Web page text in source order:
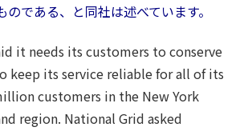
のである、と同社は述べています。
it needs its customers to conserve
keep its service reliable for all of its
customers in the New York
region. National Grid asked